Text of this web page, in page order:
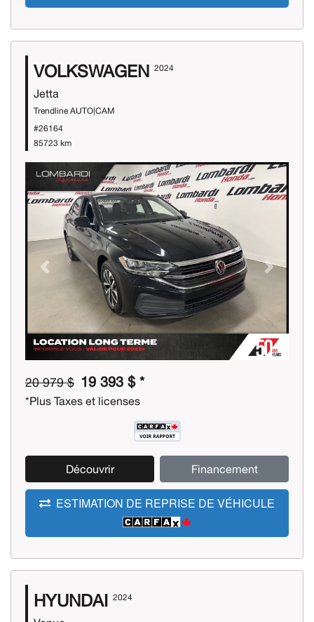
VOLKSWAGEN 2024
Jetta
Trendline AUTO|CAM
#26164
85723 km
Previous Next
20 979 $ 19 393 $ *
*Plus Taxes et licenses
Découvrir Financement
ESTIMATION DE REPRISE DE VÉHICULE
HYUNDAI 2024